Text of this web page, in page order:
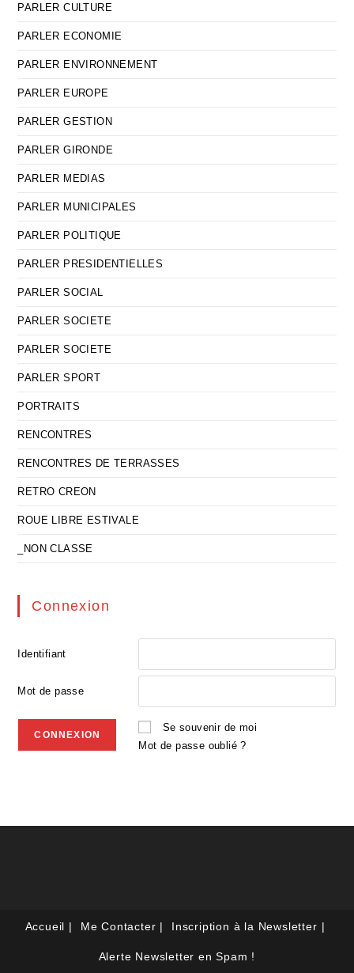
PARLER CULTURE
PARLER ECONOMIE
PARLER ENVIRONNEMENT
PARLER EUROPE
PARLER GESTION
PARLER GIRONDE
PARLER MEDIAS
PARLER MUNICIPALES
PARLER POLITIQUE
PARLER PRESIDENTIELLES
PARLER SOCIAL
PARLER SOCIETE
PARLER SOCIETE
PARLER SPORT
PORTRAITS
RENCONTRES
RENCONTRES DE TERRASSES
RETRO CREON
ROUE LIBRE ESTIVALE
_NON CLASSE
Connexion
Identifiant
Mot de passe
Se souvenir de moi
Mot de passe oublié ?
Accueil Me Contacter Inscription à la Newsletter
Alerte Newsletter en Spam !